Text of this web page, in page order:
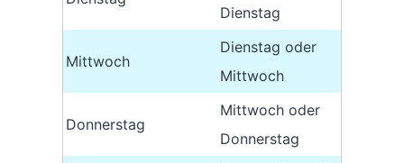
Dienstag
Mittwoch
Dienstag oder
Mittwoch
Donnerstag
Mittwoch oder
Donnerstag